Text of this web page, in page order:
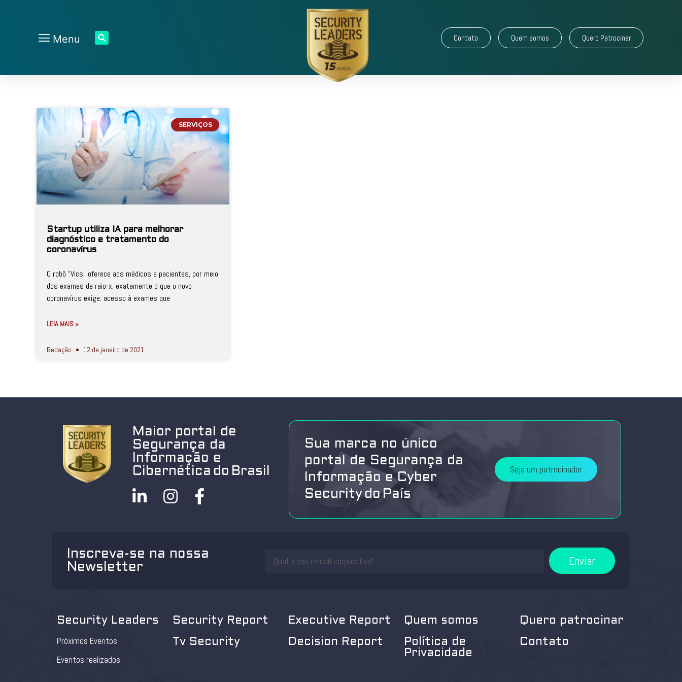
Menu Contato Quem somos Quero Patrocinar
SERVIÇOS
Startup utiliza IA para melhorar
diagnóstico e tratamento do
coronavírus
O robô “Vics” oferece aos médicos e pacientes, por meio
dos exames de raio-x, exatamente o que o novo
coronavírus exige: acesso à exames que
LEIA MAIS »
Redação 12 de janeiro de 2021
Maior portal de
Segurança da
Informação e
Cibernética do Brasil
Sua marca no único
portal de Segurança da
Informação e Cyber
Security do País
Seja um patrocinador
Inscreva-se na nossa
Newsletter
Enviar
Security Leaders
Próximos Eventos
Eventos realizados
Security Report
Tv Security
Executive Report
Decision Report
Quem somos
Política de
Privacidade
Quero patrocinar
Contato